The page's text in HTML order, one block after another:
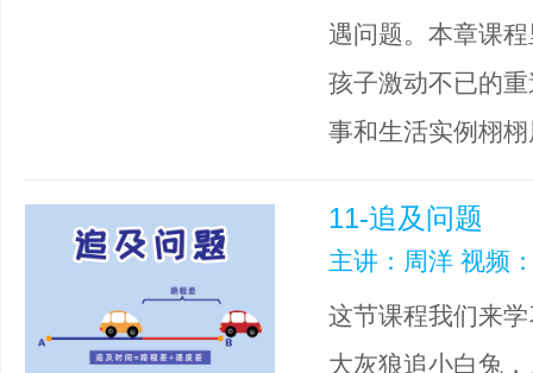
遇问题。本章课
孩子激动不已的
事和生活实例栩
11-追及问题
主讲：周洋 视频
这节课程我们来
大灰狼追小白兔